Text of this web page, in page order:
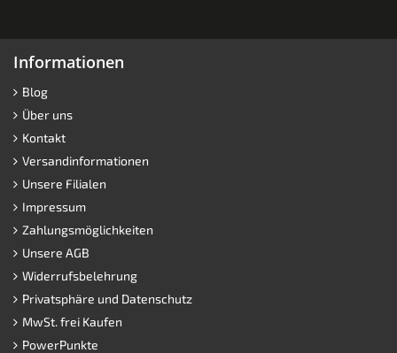
Informationen
Blog
Über uns
Kontakt
Versandinformationen
Unsere Filialen
Impressum
Zahlungsmöglichkeiten
Unsere AGB
Widerrufsbelehrung
Privatsphäre und Datenschutz
MwSt. frei Kaufen
PowerPunkte